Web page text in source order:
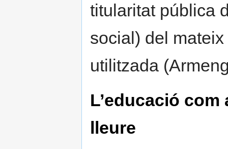
titularitat pública
social) del
utilitzada
L’educació
lleure